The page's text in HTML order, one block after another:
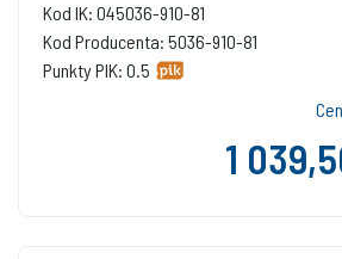
Kod IK: 045036-910-81
Kod Producenta: 5036-910-81
Punkty PIK: 0.5
1